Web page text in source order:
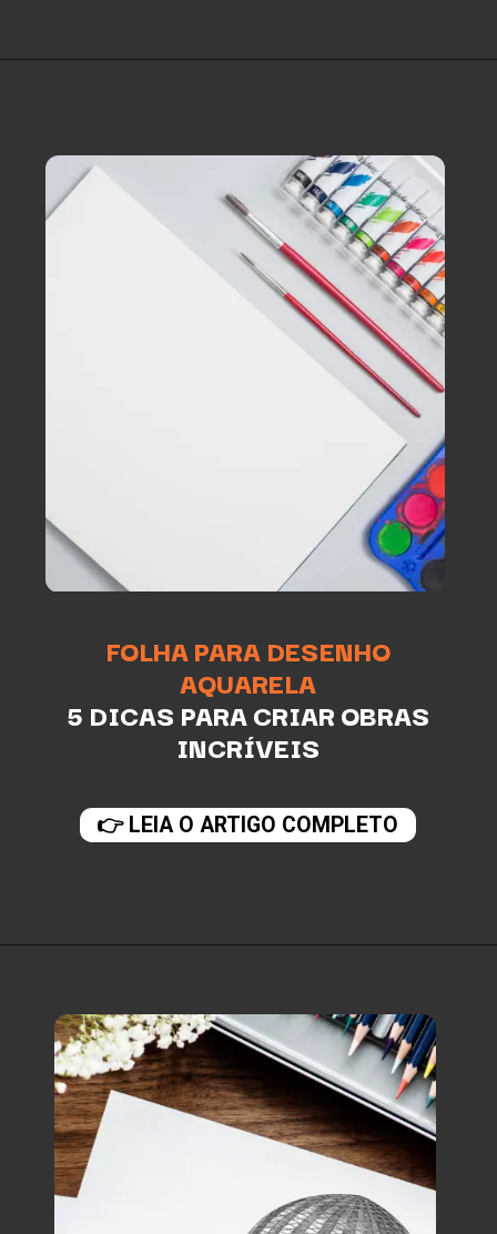
FOLHA PARA DESENHO
AQUARELA
5 DICAS PARA CRIAR OBRAS
INCRÍVEIS
👉 LEIA O ARTIGO COMPLETO